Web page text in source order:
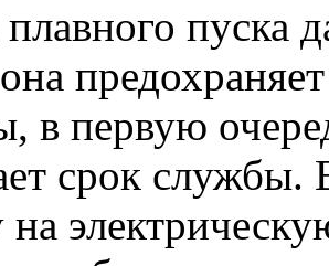
пуска
в первую
срок
на